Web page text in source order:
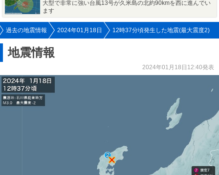
大型で非常に強い台風13号が久米島の北約90kmを西に進んでい
ます
過去の地震情報 2024年01月18日 12時37分頃発生した地震(最大震度2)
地震情報
2024年01月18日12:40発表